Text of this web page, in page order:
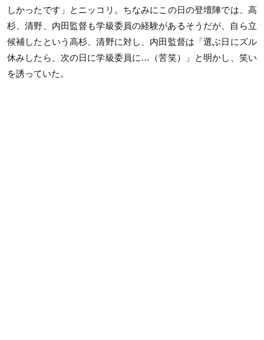
しかったです 」とニッコリ。ちなみにこの日の登壇陣では、高
杉、清野、内田監督も学級委員の経験があるそうだが、 自ら立
候補したという高杉、清野に対し、内田監督は「選ぶ日にズル
休みしたら、次の日に学級委員に…（苦笑）」
と明かし、笑い
を誘っていた。